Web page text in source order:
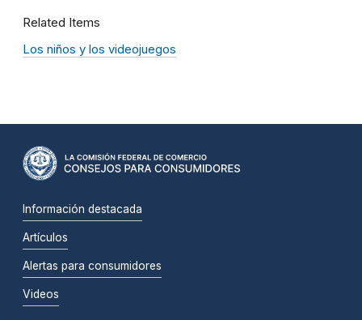
Related Items
Los niños y los videojuegos
Información destacada
Artículos
Alertas para consumidores
Videos